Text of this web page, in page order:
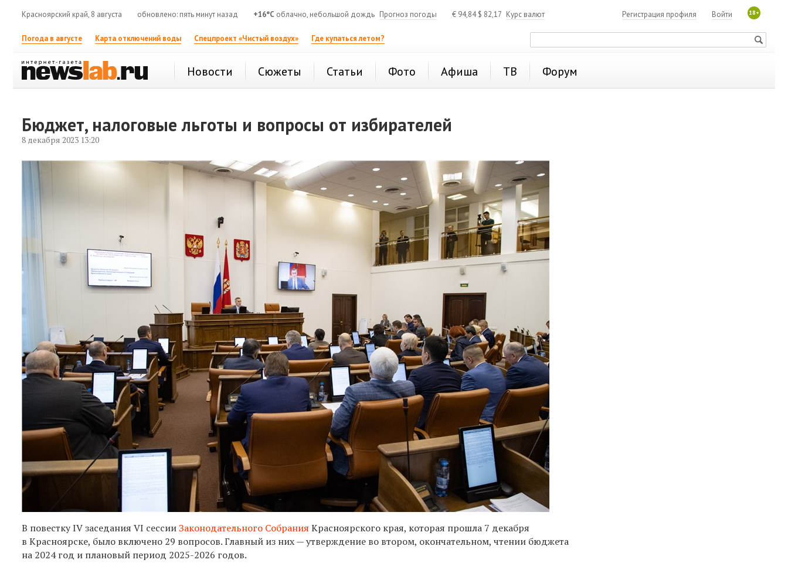
Красноярский край, 8 августа обновлено: пять минут назад +16°C облачно, небольшой дождь Прогноз погоды € 94,84$ 82,17 Курс валют 18+
Войти
Регистрация профиля
Погода в августе Карта отключений воды Спецпроект «Чистый воздух» Где купаться летом?
Новости Сюжеты Статьи Фото Афиша ТВ Форум
Бюджет, налоговые льготы и вопросы от избирателей
8 декабря 2023 13:20
В повестку IV заседания VI сессииЗаконодательного Собрания Красноярского края, которая прошла 7 декабря
в Красноярске, было включено 29 вопросов. Главный из них — утверждение во втором, окончательном, чтении бюджета
на 2024 год и плановый период 2025-2026 годов.